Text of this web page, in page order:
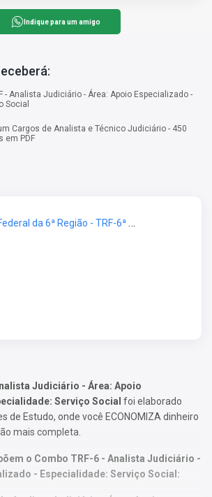
Indique para um amigo
- Analista Judiciário - Área: Apoio Especializado -
Social
Cargos de Analista e Técnico Judiciário - 450
em PDF
Tribunal Regional Federal da 6ª Região - TRF-6ª Região
Judiciário - Área: Apoio
Serviço Social foi elaborado
de Estudo, onde você ECONOMIZA dinheiro
mais completa.
o Combo TRF-6 - Analista Judiciário -
- Especialidade: Serviço Social: